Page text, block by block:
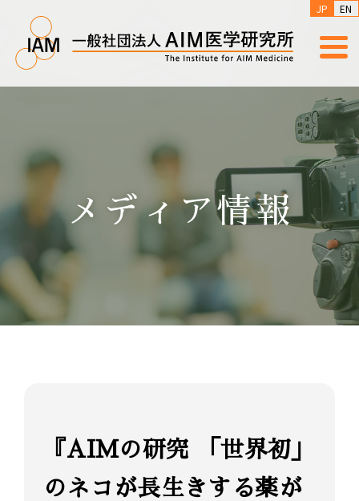
JP EN
メディア情報
『AIMの研究 「世界初」
のネコが長生きする薬が